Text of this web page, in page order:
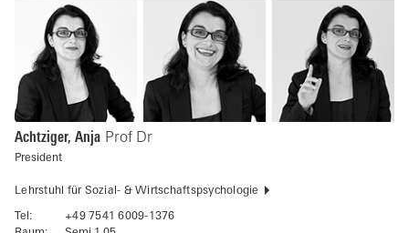
Achtziger, Anja Prof Dr
President
Lehrstuhl für Sozial- & Wirtschaftspsychologie
Tel:
+49 7541 6009-1376